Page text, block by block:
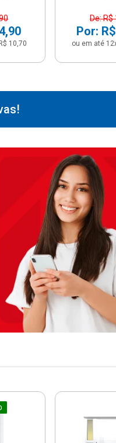
10,70
De: R$
Por:
ou em até